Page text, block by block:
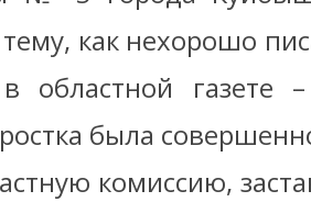
как нехорошо
областной газете
была
комиссию,